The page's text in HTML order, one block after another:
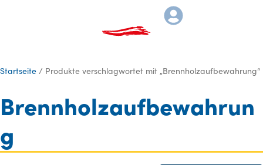
Startseite / Produkte verschlagwortet mit „Brennholzaufbewahrung“
Brennholzaufbewahrun
g